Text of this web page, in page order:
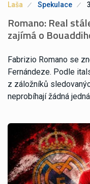
Laša Spekulace
Romano: Real
zajímá o
Fabrizio Romano se
Fernándeze. Podle
z záložníků
neprobíhají žádná